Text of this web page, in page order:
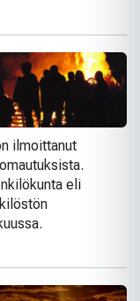
ilmoittanut
eli